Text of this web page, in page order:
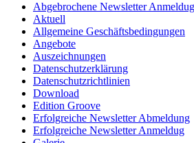
Abgebrochene Newsletter Anmeldug
Aktuell
Allgemeine Geschäftsbedingungen
Angebote
Auszeichnungen
Datenschutzerklärung
Datenschutzrichtlinien
Download
Edition Groove
Erfolgreiche Newsletter Abmeldung
Erfolgreiche Newsletter Anmeldug